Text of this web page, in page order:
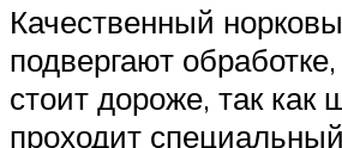
Качественный
подвергают
стоит дороже, так как
проходит